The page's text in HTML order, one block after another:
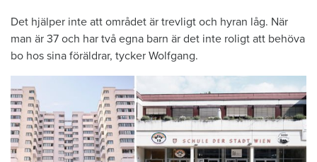
Det hjälper inte att området är trevligt och hyran låg. När
man är 37 och har två egna barn är det inte roligt att behöva
bo hos sina föräldrar, tycker Wolfgang.